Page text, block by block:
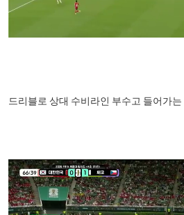
드리블로 상대 수비라인 부수고 들어가는